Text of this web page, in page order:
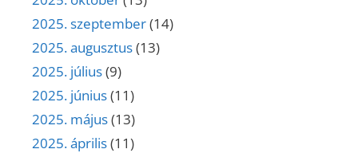
2025. szeptember(14)
2025. augusztus(13)
2025. július(9)
2025. június(11)
2025. május(13)
2025. április(11)